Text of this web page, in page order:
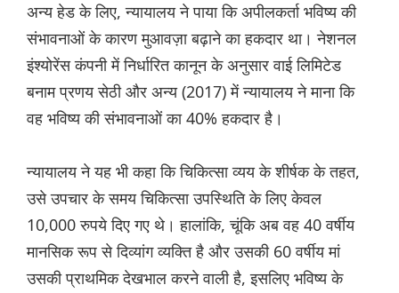
अन्य हेड के लिए, न्यायालय ने पाया कि अपीलकर्ता भविष्य की
संभावनाओं के कारण मुआवज़ा बढ़ाने का हकदार था। नेशनल
इंश्योरेंस कंपनी में निर्धारित कानून के अनुसार वाई लिमिटेड
बनाम प्रणय सेठी और अन्य (2017) में न्यायालय ने माना कि
वह भविष्य की संभावनाओं का 40% हकदार है।
न्यायालय ने यह भी कहा कि चिकित्सा व्यय के शीर्षक के तहत,
उसे उपचार के समय चिकित्सा उपस्थिति के लिए केवल
10,000 रुपये दिए गए थे। हालांकि, चूंकि अब वह 40 वर्षीय
मानसिक रूप से दिव्यांग व्यक्ति है और उसकी 60 वर्षीय मां
उसकी प्राथमिक देखभाल करने वाली है, इसलिए भविष्य के